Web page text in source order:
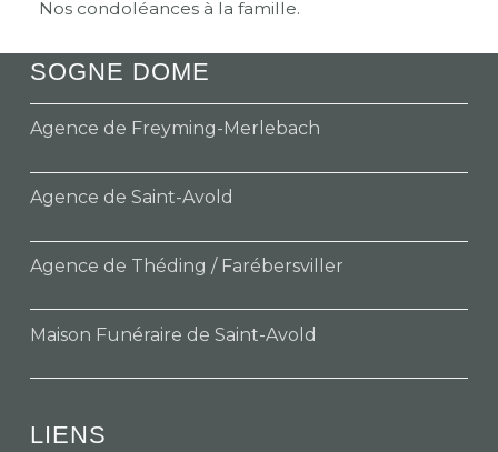
Nos condoléances à la famille.
SOGNE DOME
Agence de Freyming-Merlebach
Agence de Saint-Avold
Agence de Théding / Farébersviller
Maison Funéraire de Saint-Avold
LIENS